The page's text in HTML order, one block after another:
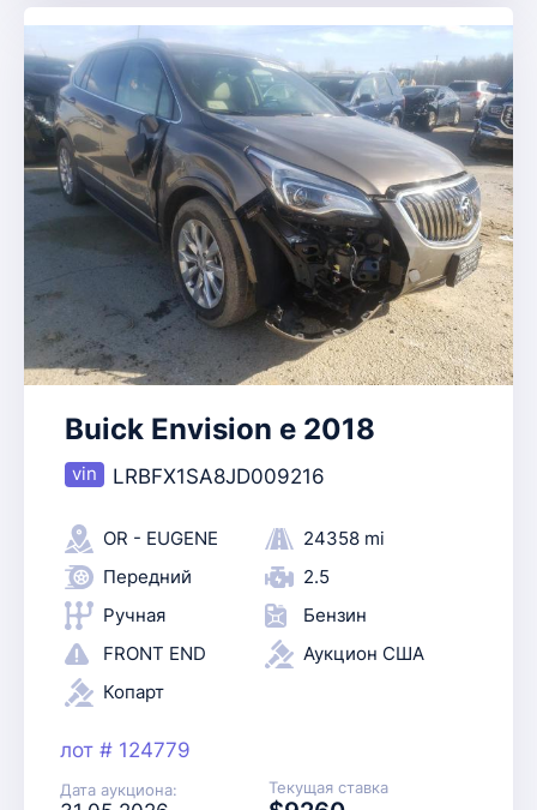
Buick Envision e 2018
LRBFX1SA8JD009216
OR - EUGENE
24358 mi
Передний
2.5
Ручная
Бензин
FRONT END
Аукцион США
Копарт
лот # 124779
Дата аукциона: Текущая ставка